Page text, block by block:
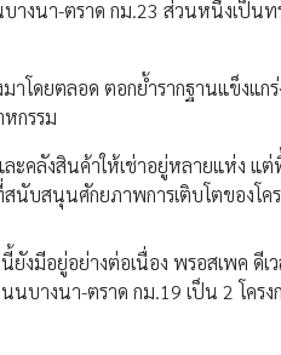
างนา-ตราด กม.23 ส่วนหนึ่งเป็น
มาโดยตลอด ตอกย้ำรากฐานแข็ง
กรรม
ะคลังสินค้าให้เช่าอยู่หลายแห่ง
บสนุนศักยภาพการเติบโตของโค
งมีอยู่อย่างต่อเนื่อง พรอสเพค ดี
บางนา-ตราด กม.19 เป็น 2 โครง